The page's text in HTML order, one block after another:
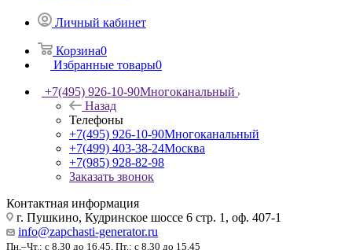
Личный кабинет
Корзина0
Избранные товары0
+7(495) 926-10-90Многоканальный
Назад
Телефоны
+7(495) 926-10-90Многоканальный
+7(499) 403-38-24Москва
+7(985) 928-82-98
Заказать звонок
Контактная информация
г. Пушкино, Кудринское шоссе 6 стр. 1, оф. 407-1
info@zapchasti-generator.ru
Пн.–Чт.: с 8.30 до 16.45, Пт.: с 8.30 до 15.45